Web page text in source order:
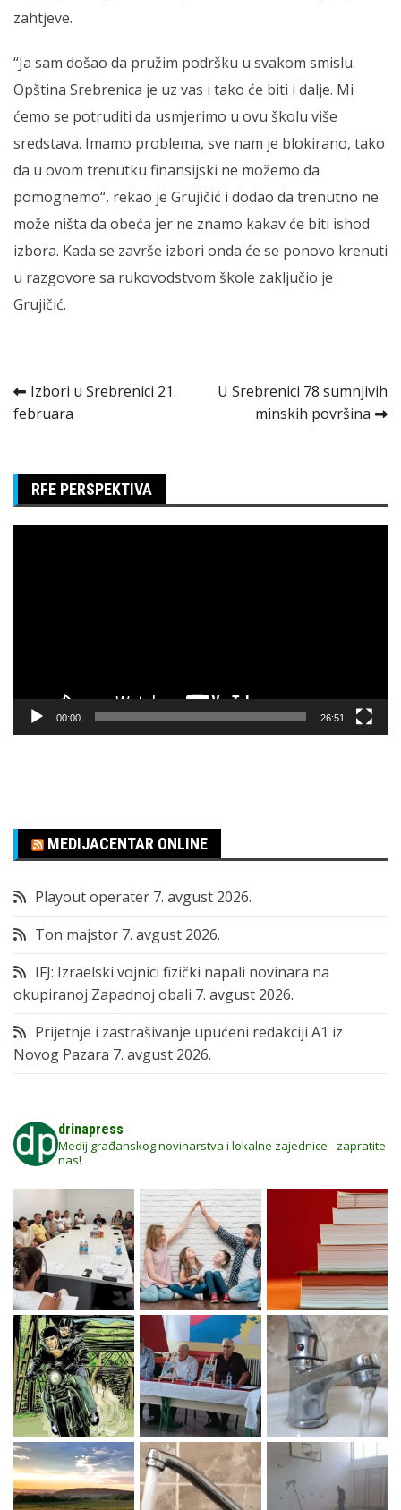
zahtjeve.
“Ja sam došao da pružim podršku u svakom smislu.
Opština Srebrenica je uz vas i tako će biti i dalje. Mi
ćemo se potruditi da usmjerimo u ovu školu više
sredstava. Imamo problema, sve nam je blokirano, tako
da u ovom trenutku finansijski ne možemo da
pomognemo“, rekao je Grujičić i dodao da trenutno ne
može ništa da obeća jer ne znamo kakav će biti ishod
izbora. Kada se završe izbori onda će se ponovo krenuti
u razgovore sa rukovodstvom škole zaključio je
Grujičić.
Kretanje
članka
Izbori u Srebrenici 21.
februara
U Srebrenici 78 sumnjivih
minskih površina
RFE PERSPEKTIVA
00:00 26:51
MEDIJACENTAR ONLINE
Playout operater 7. avgust 2026.
Ton majstor 7. avgust 2026.
IFJ: Izraelski vojnici fizički napali novinara na
okupiranoj Zapadnoj obali 7. avgust 2026.
Prijetnje i zastrašivanje upućeni redakciji A1 iz
Novog Pazara 7. avgust 2026.
drinapress
Medij građanskog novinarstva i lokalne zajednice - zapratite
nas!